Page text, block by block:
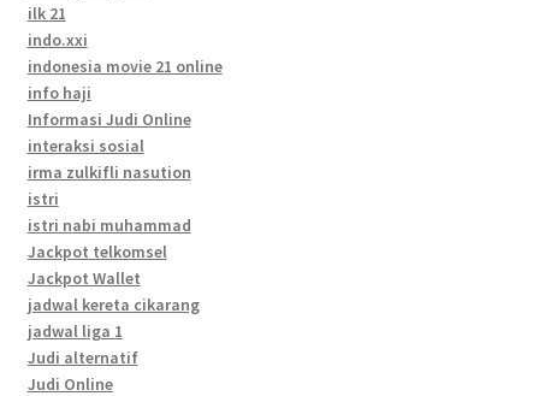
ilk 21
indo.xxi
indonesia movie 21 online
info haji
Informasi Judi Online
interaksi sosial
irma zulkifli nasution
istri
istri nabi muhammad
Jackpot telkomsel
Jackpot Wallet
jadwal kereta cikarang
jadwal liga 1
Judi alternatif
Judi Online